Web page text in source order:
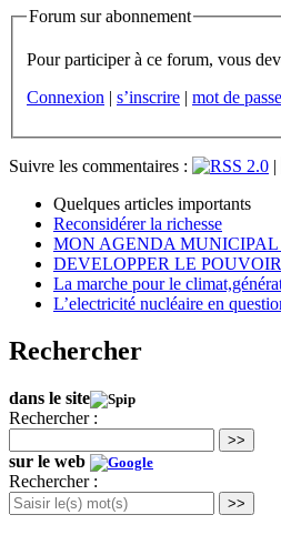
Forum sur abonnement
Connexion | s’inscrire | mot de
Suivre les commentaires :
|
Quelques articles importants
Reconsidérer la richesse
MON AGENDA MUNICIPAL
DEVELOPPER LE
La marche pour le
L’electricité nucléaire en
Rechercher
dans le site
Rechercher :
>>
sur le web
Rechercher :
>>